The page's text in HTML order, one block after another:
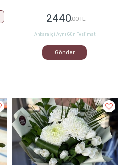
2440,00 TL
Ankara İçi Aynı Gün Teslimat
Gönder